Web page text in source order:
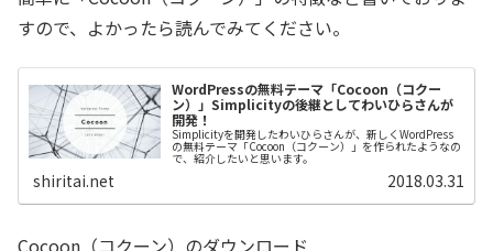
すので、よかったら読んでみてください。
WordPressの無料テーマ「Cocoon（コクー
ン）」Simplicityの後継としてわいひらさんが
開発！
Simplicityを開発したわいひらさんが、新しくWordPress
の無料テーマ「Cocoon（コクーン）」を作られたようなの
で、紹介したいと思います。
shiritai.net 2018.03.31
Cocoon（コクーン）のダウンロード